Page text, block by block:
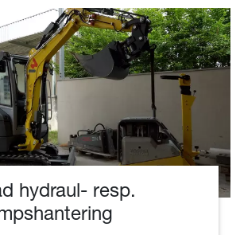
hydraul- resp.